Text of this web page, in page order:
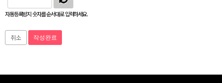
자동등록방지 숫자를 순서대로 입력하세요.
취소